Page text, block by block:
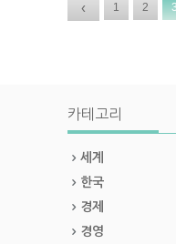
‹ 1 2
카테고리
세계
한국
경제
경영